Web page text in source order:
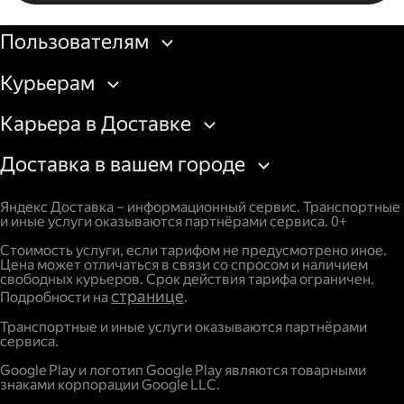
Пользователям
Курьерам
Карьера в Доставке
Доставка в вашем городе
Яндекс Доставка – информационный сервис. Транспортные
и иные услуги оказываются партнёрами сервиса. 0+
Стоимость услуги, если тарифом не предусмотрено иное.
Цена может отличаться в связи со спросом и наличием
свободных курьеров. Срок действия тарифа ограничен.
Подробности настранице.
Транспортные и иные услуги оказываются партнёрами
сервиса.
Google Play и логотип Google Play являются товарными
знаками корпорации Google LLC.